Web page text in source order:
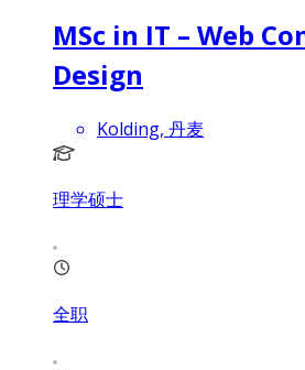
MSc in IT – Web
Design
Kolding, 丹麦
理学硕士
全职